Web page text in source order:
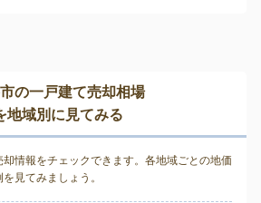
の一戸建て売却相場
地域別に見てみる
情報をチェックできます。各地域ごとの地価
見てみましょう。